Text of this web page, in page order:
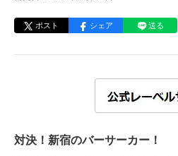
ポスト シェア 送る
対決！新宿のバーサーカー！